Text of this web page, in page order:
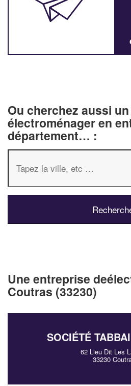
Ou cherchez aussi
électroménager en
département… :
Une entreprise
Coutras (33230)
SOCIÉTÉ
62 Lieu Dit Les
33230
Vous
vosmarges
nouveaux
En